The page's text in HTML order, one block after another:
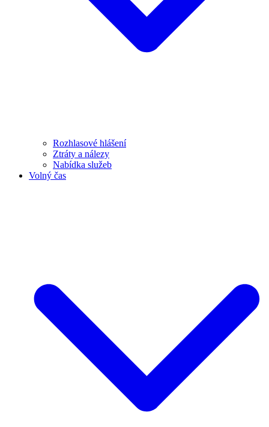
Rozhlasové hlášení
Ztráty a nálezy
Nabídka služeb
Volný čas